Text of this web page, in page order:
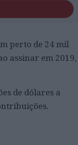
perto de 24 mil
assinar em 2019,
de dólares a